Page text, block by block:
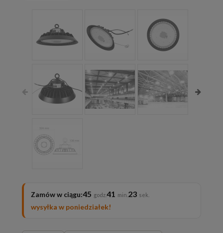
Zamów w ciągu:45 41 22
wysyłka w poniedziałek!